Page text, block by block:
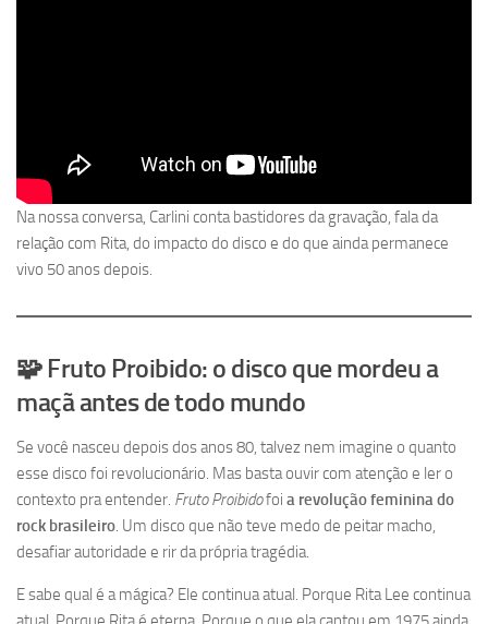
Na nossa conversa, Carlini conta bastidores da gravação, fala da
relação com Rita, do impacto do disco e do que ainda permanece
vivo 50 anos depois.
🧩 Fruto Proibido: o disco que mordeu a
maçã antes de todo mundo
Se você nasceu depois dos anos 80, talvez nem imagine o quanto
esse disco foi revolucionário. Mas basta ouvir com atenção e ler o
contexto pra entender. Fruto Proibidofoi a revolução feminina do
rock brasileiro. Um disco que não teve medo de peitar macho,
desafiar autoridade e rir da própria tragédia.
E sabe qual é a mágica? Ele continua atual. Porque Rita Lee continua